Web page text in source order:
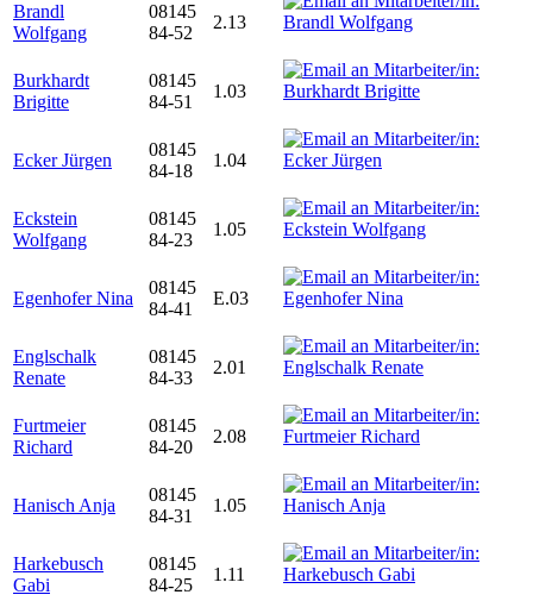
Brandl
Wolfgang
08145
84-52
2.13
Burkhardt
Brigitte
08145
84-51
1.03
Ecker Jürgen
08145
84-18
1.04
Eckstein
Wolfgang
08145
84-23
1.05
Egenhofer Nina
08145
84-41
E.03
Englschalk
Renate
08145
84-33
2.01
Furtmeier
Richard
08145
84-20
2.08
Hanisch Anja
08145
84-31
1.05
Harkebusch
Gabi
08145
84-25
1.11